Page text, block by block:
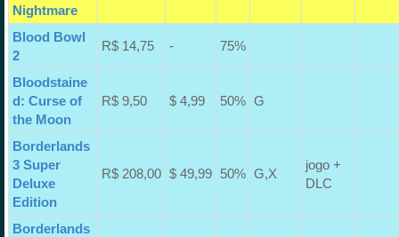
Nightmare
Blood Bowl
2
R$ 14,75 - 75%
Bloodstaine
d: Curse of
the Moon
R$ 9,50 $ 4,99 50% G
Borderlands
3 Super
Deluxe
Edition
R$ 208,00 $ 49,99 50% G,X
jogo +
DLC
Borderlands